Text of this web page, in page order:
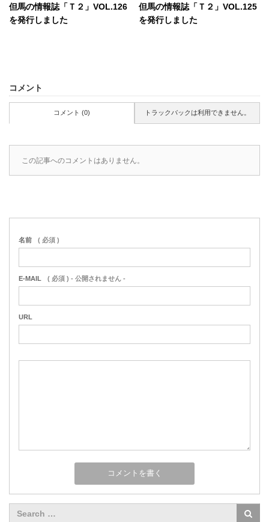
但馬の情報誌「Ｔ２」VOL.126
を発行しました
但馬の情報誌「Ｔ２」VOL.125
を発行しました
コメント
コメント (0) トラックバックは利用できません。
この記事へのコメントはありません。
名前 ( 必須 )
E-MAIL ( 必須 ) - 公開されません -
URL